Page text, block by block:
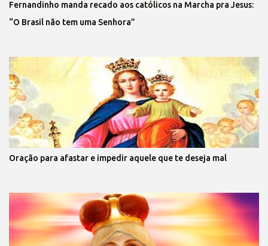
Fernandinho manda recado aos católicos na Marcha pra Jesus:
“O Brasil não tem uma Senhora”
Oração para afastar e impedir aquele que te deseja mal